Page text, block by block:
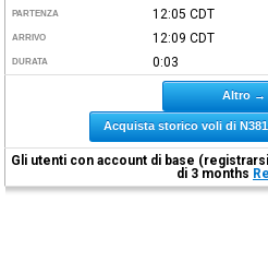
PARTENZA 12:05 CDT
ARRIVO 12:09 CDT
DURATA 0:03
Altro →
Acquista storico voli di
Gli utenti con account di base
di 3 months